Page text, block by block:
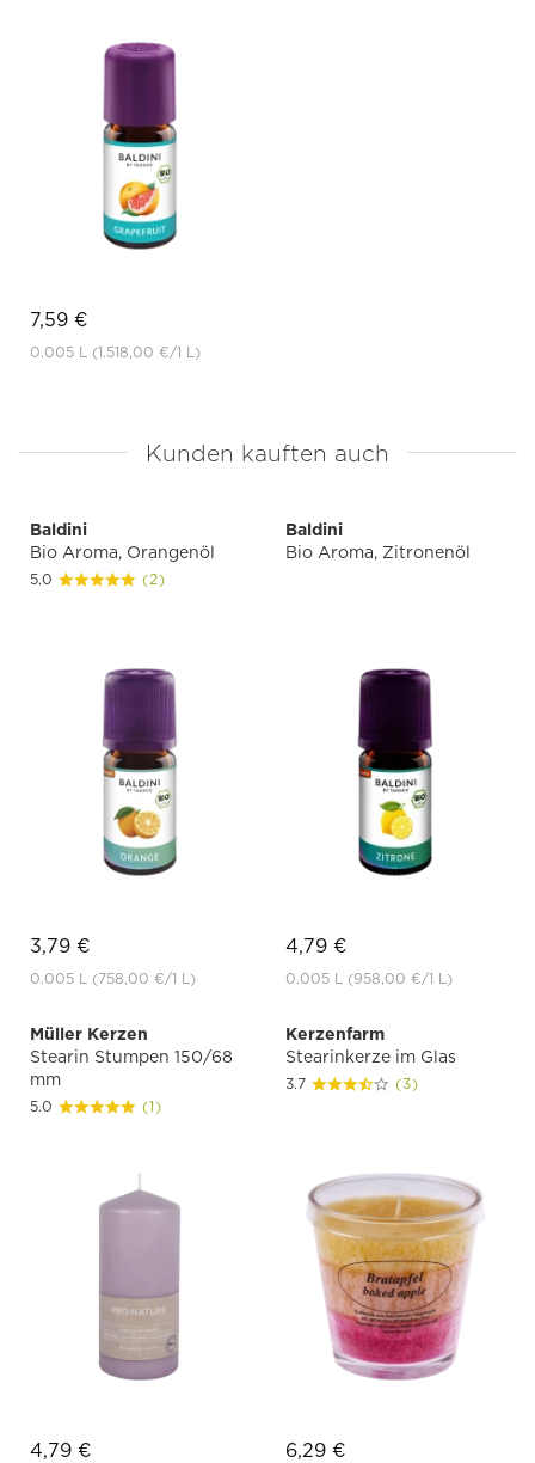
7,59 €
0.005 L (1.518,00 €/1 L)
Kunden kauften auch
Baldini
Bio Aroma, Orangenöl
5.0 (2)
3,79 €
0.005 L (758,00 €/1 L)
Baldini
Bio Aroma, Zitronenöl
4,79 €
0.005 L (958,00 €/1 L)
Müller Kerzen
Stearin Stumpen 150/68
mm
5.0 (1)
4,79 €
Kerzenfarm
Stearinkerze im Glas
3.7 (3)
6,29 €